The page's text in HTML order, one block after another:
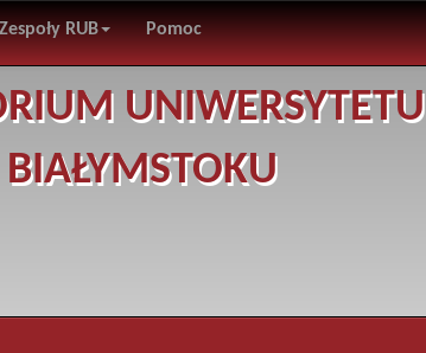
Zespoły RUB Pomoc
UNIWERSYTETU